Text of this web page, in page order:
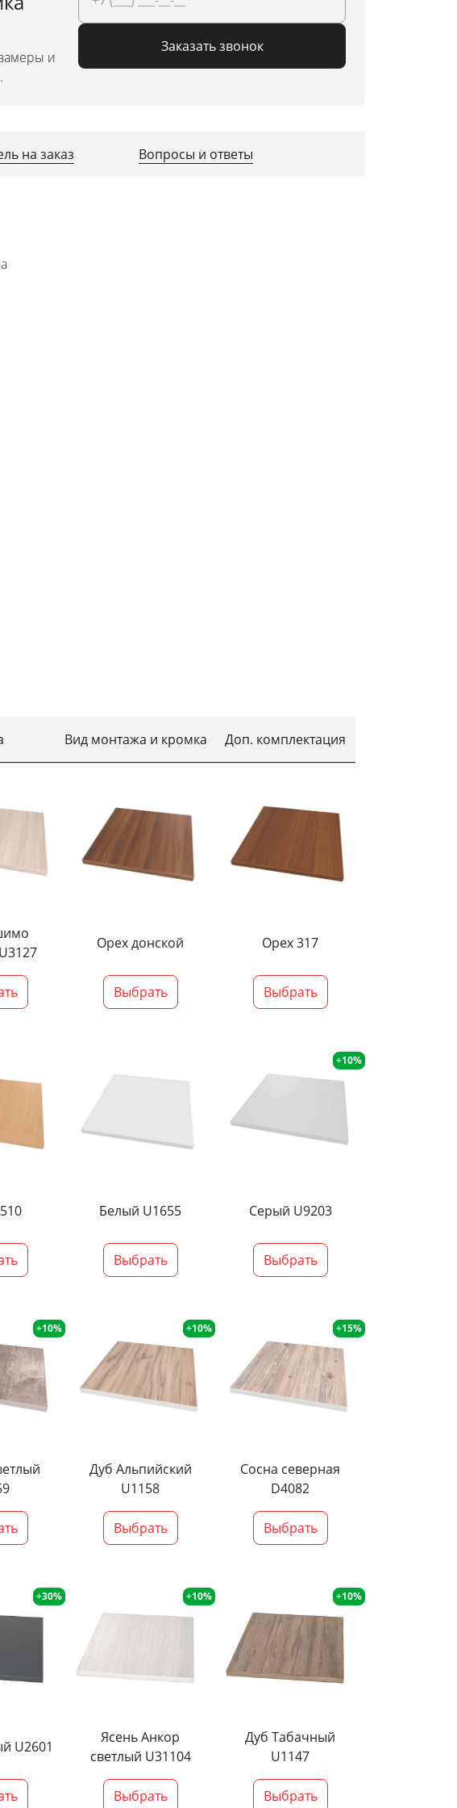
и
Заказать звонок
на заказ Вопросы и ответы
Вид монтажа и кромка Доп. комплектация
Орех донской
Выбрать
Орех 317
Выбрать
Белый U1655
Выбрать
+10%
Серый U9203
Выбрать
+10% +10%
Дуб Альпийский
U1158
Выбрать
+15%
Сосна северная
D4082
Выбрать
+30%
U2601
+10%
Ясень Анкор
светлый U31104
Выбрать
+10%
Дуб Табачный
U1147
Выбрать